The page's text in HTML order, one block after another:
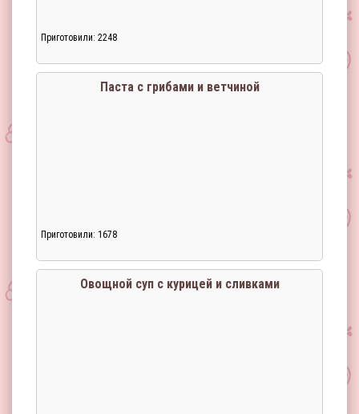
Приготовили: 2248
Паста с грибами и ветчиной
Приготовили: 1678
Овощной суп с курицей и сливками